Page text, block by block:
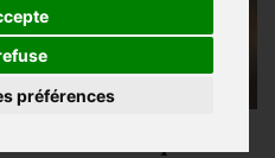
préférences
sa casquette